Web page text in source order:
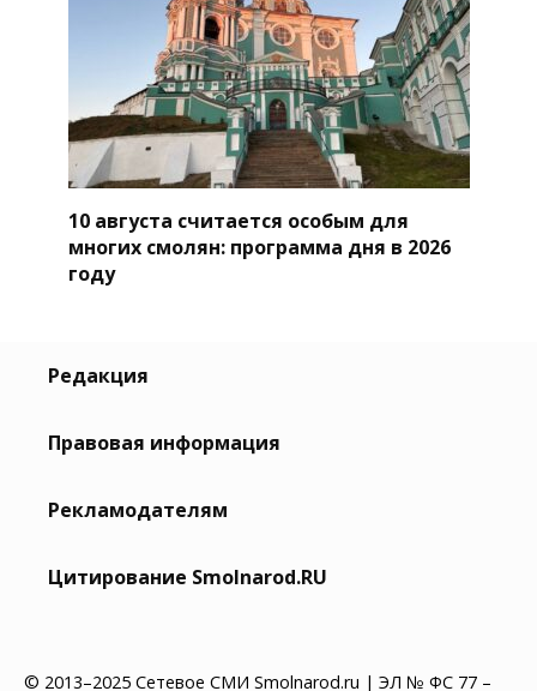
10 августа считается особым для
многих смолян: программа дня в 2026
году
Редакция
Правовая информация
Рекламодателям
Цитирование Smolnarod.RU
© 2013–2025 Сетевое СМИ Smolnarod.ru | ЭЛ № ФС 77 –